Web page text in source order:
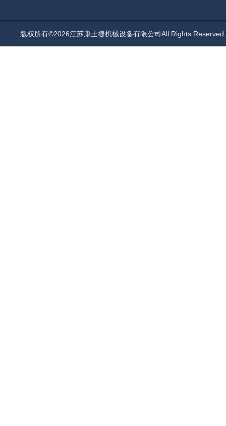
版权所有©2026江苏康士捷机械设备有限公司All Rights